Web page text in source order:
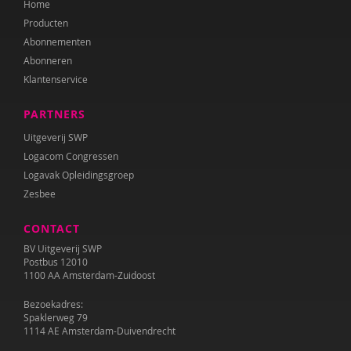
Kirsten Nøhr
Yasmine Oudriss-Kamouni
Anne Pennings
Bodine Romijn
Félice van der Sande
Wilma Schepers
Jeroen Schipper
Elly Singer
Sanne Spiero
Home
Producten
Abonnementen
Abonneren
Klantenservice
PARTNERS
Uitgeverij SWP
Logacom Congressen
Logavak Opleidingsgroep
Zesbee
CONTACT
BV Uitgeverij SWP
Postbus 12010
1100 AA Amsterdam-Zuidoost
Bezoekadres:
Spaklerweg 79
1114 AE Amsterdam-Duivendrecht